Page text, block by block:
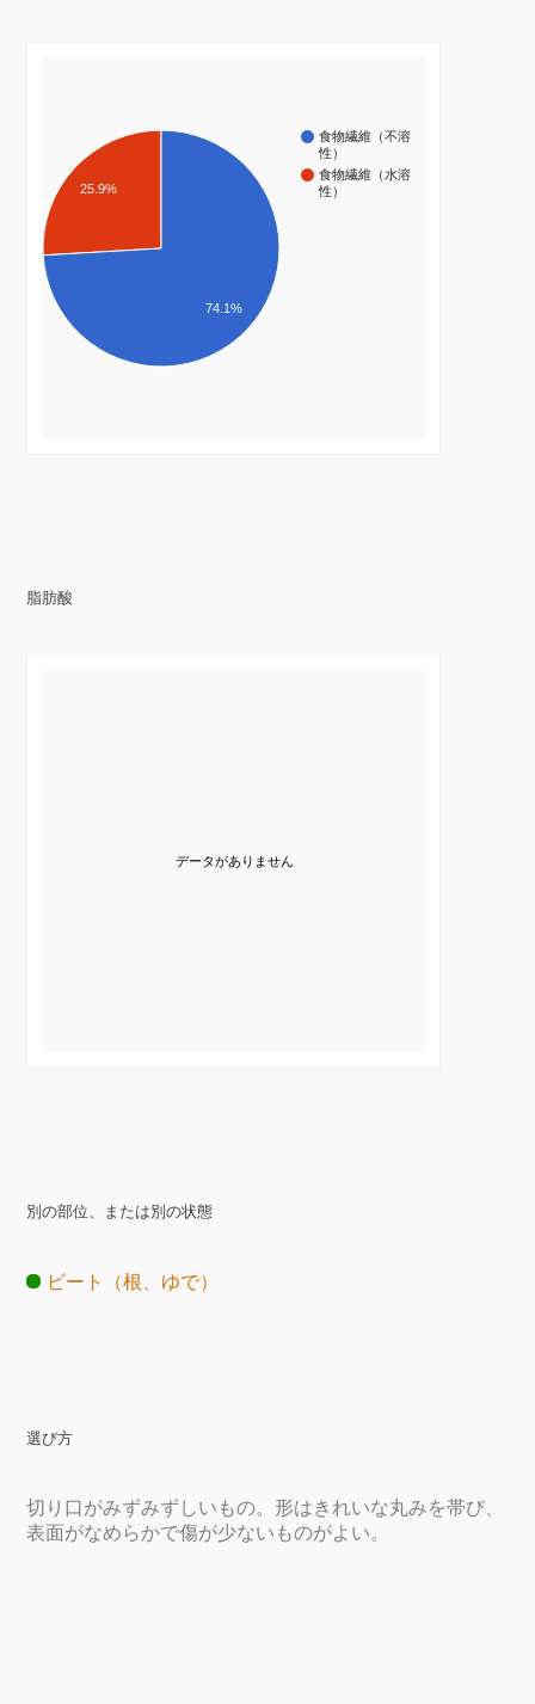
食物繊維（不溶
性）
食物繊維（水溶
性）
25.9%
74.1%
脂肪酸
データがありません
別の部位、または別の状態
ビート（根、ゆで）
選び方
切り口がみずみずしいもの。形はきれいな丸みを帯び、
表面がなめらかで傷が少ないものがよい。